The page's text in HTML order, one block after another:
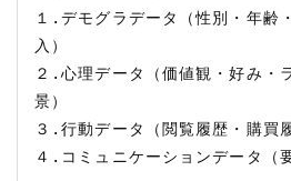
１.デモグラデータ（性別・年齢
入）
２.心理データ（価値観・好み・
景）
３.行動データ（閲覧履歴・購買